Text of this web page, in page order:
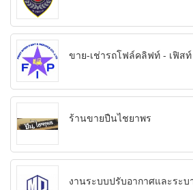
ขาย-เช่ารถโฟล์คลิฟท์ - เฟิสท์
ร้านขายปืนไชยาพร
งานระบบปรับอากาศและระบ